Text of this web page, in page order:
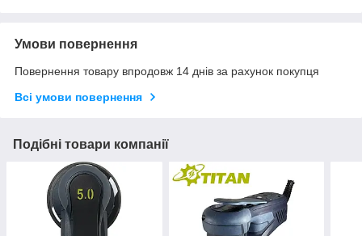
Умови повернення
Повернення товару впродовж 14 днів за рахунок покупця
Всі умови повернення
Подібні товари компанії